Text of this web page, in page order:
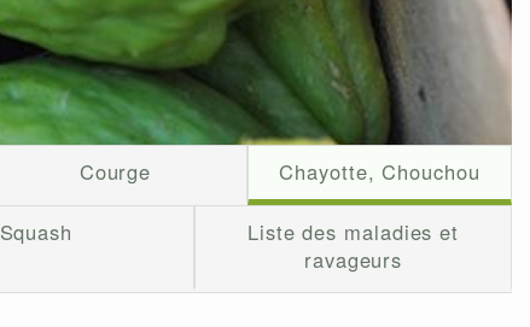
Courge Chayotte, Chouchou
Squash
Liste des maladies et
ravageurs